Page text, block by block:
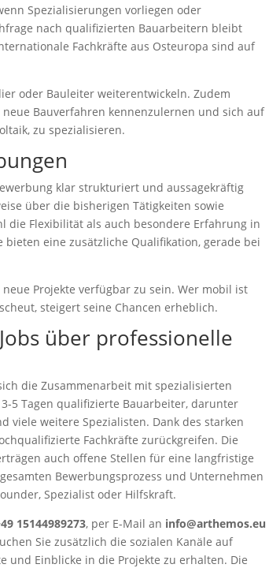
Spezialisierungen vorliegen oder
nach qualifizierten Bauarbeitern bleibt
Fachkräfte aus Osteuropa sind auf
oder Bauleiter weiterentwickeln. Zudem
Bauverfahren kennenzulernen und sich auf
zu spezialisieren.
klar strukturiert und aussagekräftig
über die bisherigen Tätigkeiten sowie
die Flexibilität als auch besondere Erfahrung in
eine zusätzliche Qualifikation, gerade bei
Projekte verfügbar zu sein. Wer mobil ist
steigert seine Chancen erheblich.
über professionelle
die Zusammenarbeit mit spezialisierten
5 Tagen qualifizierte Bauarbeiter, darunter
viele weitere Spezialisten. Dank des starken
Fachkräfte zurückgreifen. Die
auch offene Stellen für eine langfristige
Bewerbungsprozess und Unternehmen
Spezialist oder Hilfskraft.
15144989273, per E-Mail an info@arthemos.eu
Sie zusätzlich die sozialen Kanäle auf
und Einblicke in die Projekte zu erhalten. Die